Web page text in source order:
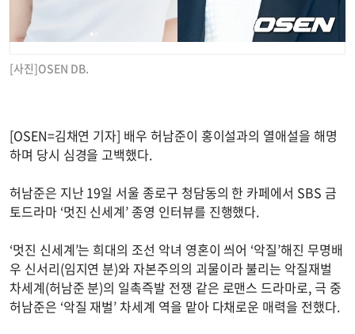
[사진]OSEN DB.
[OSEN=김채연 기자] 배우 허남준이 홍이설과의 열애설을 해명
하며 당시 심경을 고백했다.
허남준은 지난 19일 서울 종로구 청담동의 한 카페에서 SBS 금
토드라마 ‘멋진 신세계’ 종영 인터뷰를 진행했다.
‘멋진 신세계’는 희대의 조선 악녀 영혼이 씌어 ‘악질’해진 무명배
우 신서리(임지연 분)와 자본주의의 괴물이라 불리는 악질재벌
차세계(허남준 분)의 일촉즉발 전쟁 같은 로맨스 드라마로, 극 중
허남준은 ‘악질 재벌’ 차세계 역을 맡아 다채로운 매력을 전했다.